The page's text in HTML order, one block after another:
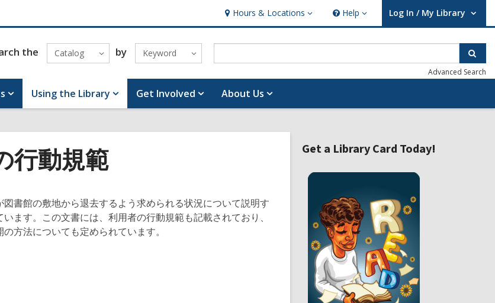
Hours & Locations
Hours
&
Locations
Help
Help Log In / My Library
User Log In / My Library.
the Catalog by Keyword
Advanced Search
Using the Library Get Involved About Us
行動規範
書館の敷地から退去するよう求められる状況について説明す
ます。この文書には、利用者の行動規範も記載されており、
方法についても定められています。
Related
Information
Get a Library Card Today!